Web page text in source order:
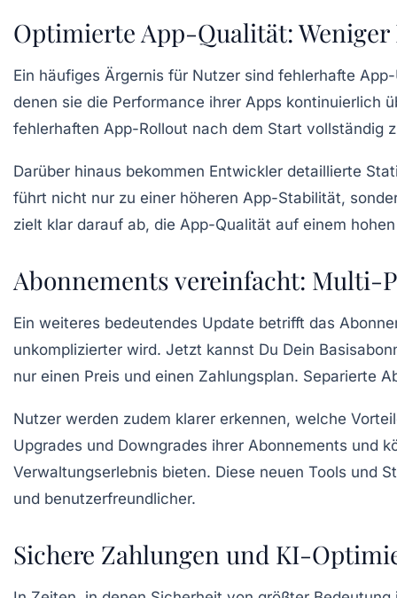
Optimierte App-Qualität:
Ein häufiges Ärgernis für Nutzer sind fehlerhafte
denen sie die Performance ihrer Apps kontinuierlich
fehlerhaften App-Rollout nach dem Start vollständig
Darüber hinaus bekommen Entwickler detaillierte
führt nicht nur zu einer höheren App-Stabilität,
zielt klar darauf ab, die App-Qualität auf einem
Abonnements vereinfacht: Multi-
Ein weiteres bedeutendes Update betrifft das
unkomplizierter wird. Jetzt kannst Du Dein
nur einen Preis und einen Zahlungsplan. Separierte
Nutzer werden zudem klarer erkennen, welche
Upgrades und Downgrades ihrer Abonnements und
Verwaltungserlebnis bieten. Diese neuen Tools und
und benutzerfreundlicher.
Sichere Zahlungen und KI-